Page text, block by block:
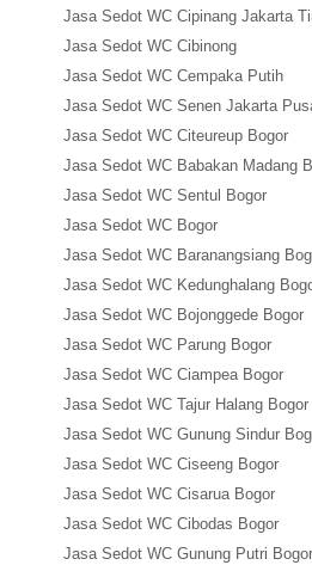
Jasa Sedot WC Cipinang Jakarta
Jasa Sedot WC Cibinong
Jasa Sedot WC Cempaka Putih
Jasa Sedot WC Senen Jakarta
Jasa Sedot WC Citeureup Bogor
Jasa Sedot WC Babakan Madang
Jasa Sedot WC Sentul Bogor
Jasa Sedot WC Bogor
Jasa Sedot WC Baranangsiang
Jasa Sedot WC Kedunghalang
Jasa Sedot WC Bojonggede Bogor
Jasa Sedot WC Parung Bogor
Jasa Sedot WC Ciampea Bogor
Jasa Sedot WC Tajur Halang Bogor
Jasa Sedot WC Gunung Sindur
Jasa Sedot WC Ciseeng Bogor
Jasa Sedot WC Cisarua Bogor
Jasa Sedot WC Cibodas Bogor
Jasa Sedot WC Gunung Putri Bogor